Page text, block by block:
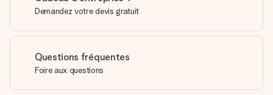
Demandez votre devis gratuit
Questions fréquentes
Foire aux questions